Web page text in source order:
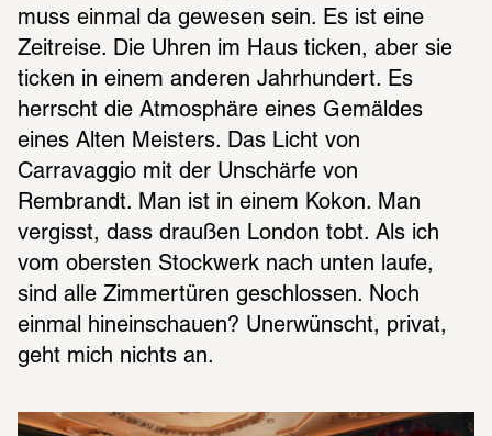
muss einmal da gewesen sein. Es ist eine
Zeitreise. Die Uhren im Haus ticken, aber sie
ticken in einem anderen Jahrhundert. Es
herrscht die Atmosphäre eines Gemäldes
eines Alten Meisters. Das Licht von
Carravaggio mit der Unschärfe von
Rembrandt. Man ist in einem Kokon. Man
vergisst, dass draußen London tobt. Als ich
vom obersten Stockwerk nach unten laufe,
sind alle Zimmertüren geschlossen. Noch
einmal hineinschauen? Unerwünscht, privat,
geht mich nichts an.